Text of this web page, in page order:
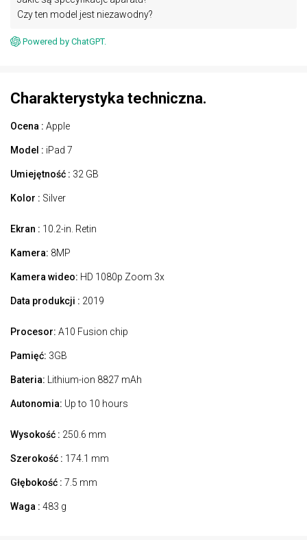
Czy ten model jest niezawodny?
Powered by ChatGPT.
Charakterystyka techniczna.
Ocena : Apple
Model : iPad 7
Umiejętność : 32 GB
Kolor : Silver
Ekran : 10.2-in. Retin
Kamera: 8MP
Kamera wideo: HD 1080p Zoom 3x
Data produkcji : 2019
Procesor: A10 Fusion chip
Pamięć: 3GB
Bateria: Lithium-ion 8827 mAh
Autonomia: Up to 10 hours
Wysokość : 250.6 mm
Szerokość : 174.1 mm
Głębokość : 7.5 mm
Waga : 483 g